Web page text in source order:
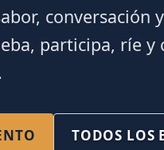
conversación
participa, ríe y
TODOS LOS